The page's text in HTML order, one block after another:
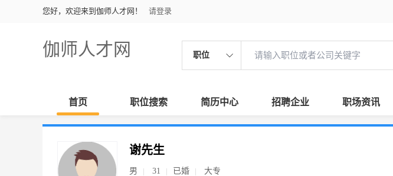
您好，欢迎来到伽师人才网！ 请登录
伽师人才网 职位
首页 职位搜索 简历中心 招聘企业 职场资讯
谢先生
男 31 已婚 大专